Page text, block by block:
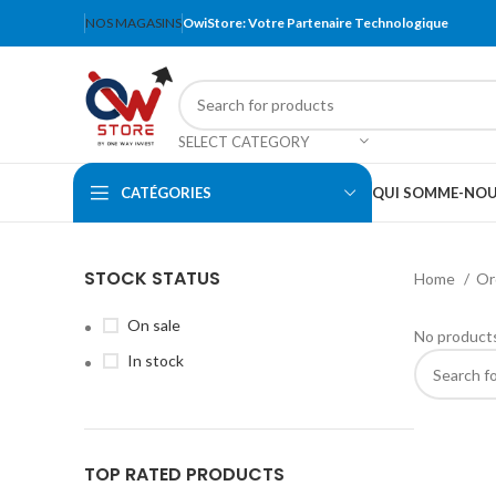
NOS MAGASINSOwiStore: Votre Partenaire Technologique
SELECT CATEGORY
CATÉGORIES QUI SOMME-
STOCK STATUS
On sale
In stock
TOP RATED PRODUCTS
Home
No